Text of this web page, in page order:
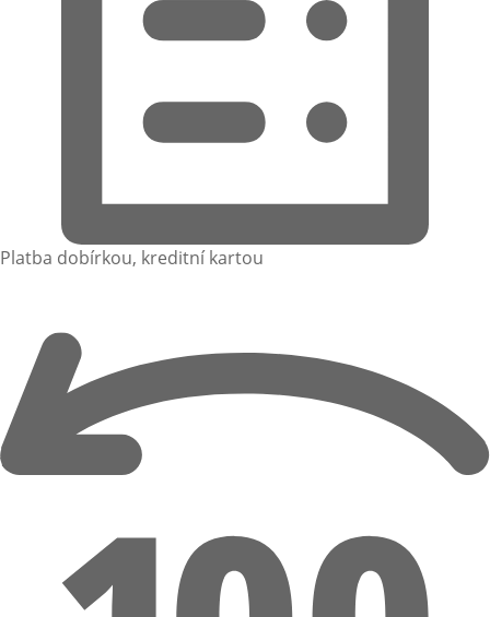
Platba dobírkou, kreditní kartou